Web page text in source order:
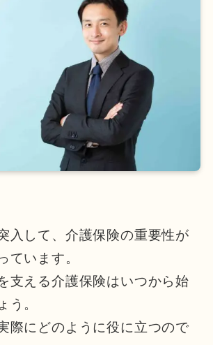
入して、介護保険の重要性が
ています。
支える介護保険はいつから始
う。
際にどのように役に立つので